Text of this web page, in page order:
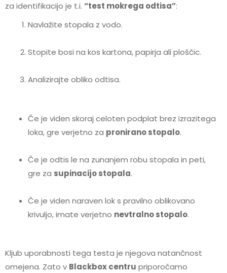
za identifikacijo je t.i. “test mokrega odtisa”:
Navlažite stopala z vodo.
Stopite bosi na kos kartona, papirja ali ploščic.
Analizirajte obliko odtisa.
Če je viden skoraj celoten podplat brez izrazitega
loka, gre verjetno za pronirano stopalo.
Če je odtis le na zunanjem robu stopala in peti,
gre za supinacijo stopala.
Če je viden naraven lok s pravilno oblikovano
krivuljo, imate verjetno nevtralno stopalo.
Kljub uporabnosti tega testa je njegova natančnost
omejena. Zato v Blackbox centru priporočamo